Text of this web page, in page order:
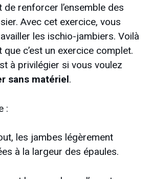
renforcer l’ensemble des
Avec cet exercice, vous
les ischio-jambiers. Voilà
c’est un exercice complet.
à privilégier si vous voulez
sans matériel.
:
les jambes légèrement
à la largeur des épaules.